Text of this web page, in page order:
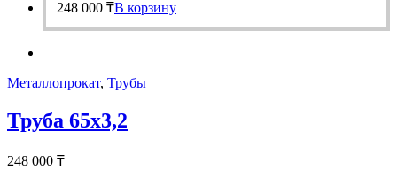
248 000 ₸В корзину
Металлопрокат, Трубы
Труба 65х3,2
248 000 ₸